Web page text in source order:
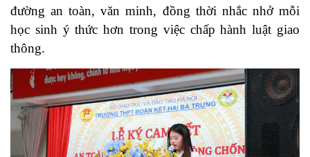
đường an toàn, văn minh, đồng thời nhắc nhở mỗi
học sinh ý thức hơn trong việc chấp hành luật giao
thông.